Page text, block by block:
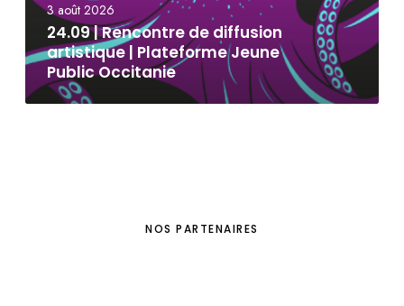
3 août 2026
24.09 | Rencontre de diffusion
artistique | Plateforme Jeune
Public Occitanie
NOS PARTENAIRES